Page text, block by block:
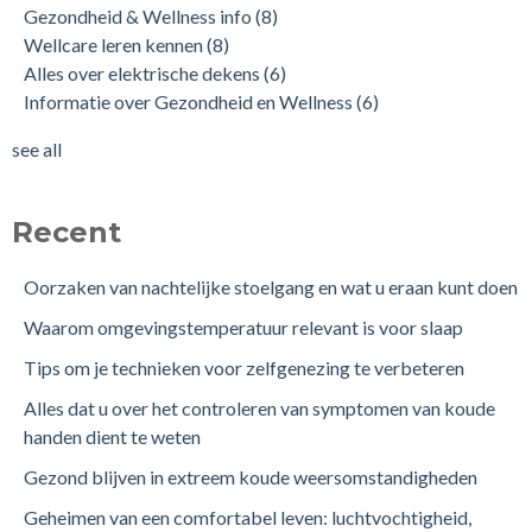
Gezondheid & Wellness info (8)
Wellcare leren kennen(8)
Alles over elektrische dekens (6)
Informatie over Gezondheid en Wellness (6)
see all
Recent
Oorzaken van nachtelijke stoelgang en wat u eraan kunt doen
Waarom omgevingstemperatuur relevant is voor slaap
Tips om je technieken voor zelfgenezing te verbeteren
Alles dat u over het controleren van symptomen van koude
handen dient te weten
Gezond blijven in extreem koude weersomstandigheden
Geheimen van een comfortabel leven: luchtvochtigheid,